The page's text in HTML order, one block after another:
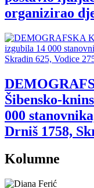
organizirao
Šibensko-
000
Drniš 1758,
Kolumne